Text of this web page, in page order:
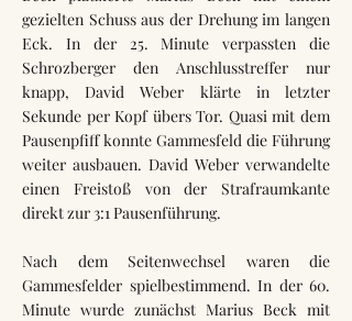
gezielten Schuss aus der Drehung im langen
Eck. In der 25. Minute verpassten die
Schrozberger den Anschlusstreffer nur
knapp, David Weber klärte in letzter
Sekunde per Kopf übers Tor. Quasi mit dem
Pausenpfiff konnte Gammesfeld die Führung
weiter ausbauen. David Weber verwandelte
einen Freistoß von der Strafraumkante
direkt zur 3:1 Pausenführung.
Nach dem Seitenwechsel waren die
Gammesfelder spielbestimmend. In der 60.
Minute wurde zunächst Marius Beck mit